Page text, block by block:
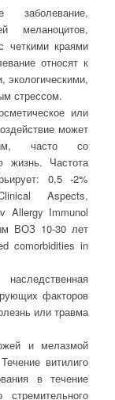
заболевание,
меланоцитов,
четкими краями
относят к
экологическими,
стрессом.
или
может
часто со
жизнь. Частота
0,5 -2%
Aspects,
Allergy Immunol
ВОЗ 10-30 лет
comorbidities in
факторов
или травма
и мелазмой
витилиго
в течение